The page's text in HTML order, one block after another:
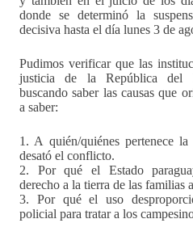
donde se determinó la
decisiva hasta el día lunes 3 de
Pudimos verificar que las
justicia de la República del
buscando saber las causas que
a saber:
1. A quién/quiénes pertenece
desató el conflicto.
2. Por qué el Estado
derecho a la tierra de las familias
3. Por qué el uso
policial para tratar a los